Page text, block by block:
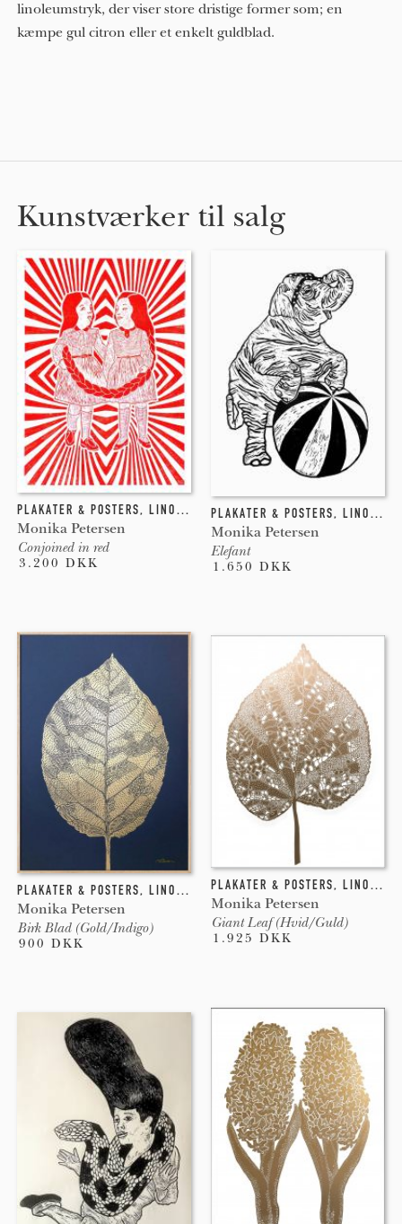
linoleumstryk, der viser store dristige former som; en
kæmpe gul citron eller et enkelt guldblad.
Kunstværker til salg
PLAKATER & POSTERS, LINOLEUMSTRYK
Monika Petersen
Conjoined in red
3.200 DKK
PLAKATER & POSTERS, LINOLEUMSTRYK
Monika Petersen
Elefant
1.650 DKK
PLAKATER & POSTERS, LINOLEUMSTRYK
Monika Petersen
Birk Blad (Gold/Indigo)
900 DKK
PLAKATER & POSTERS, LINOLEUMSTRYK
Monika Petersen
Giant Leaf (Hvid/Guld)
1.925 DKK